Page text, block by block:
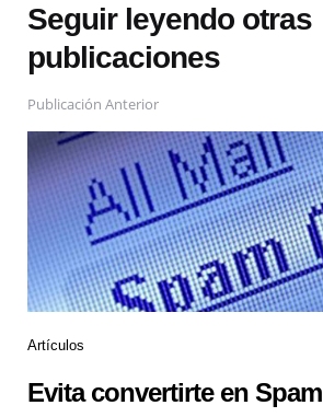
Seguir leyendo otras
publicaciones
Publicación Anterior
Artículos
Evita convertirte en Spam